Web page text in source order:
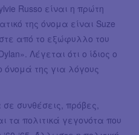
Russo είναι η πρώτη
της όνομα είναι Suze
από το εξώφυλλο του
Λέγεται ότι ο ίδιος ο
όνομά της για λόγους
συνθέσεις, πρόβες,
τα πολιτικά γεγονότα που